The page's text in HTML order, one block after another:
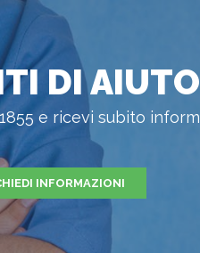
DI
e ricevi subito
INFORMAZIONI